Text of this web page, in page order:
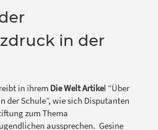
in der
in ihrem Die Welt Artikel “Über
der Schule”, wie sich Disputanten
zum Thema
aussprechen. Gesine